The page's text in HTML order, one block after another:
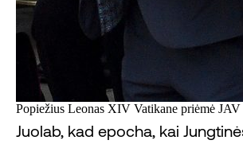
Popiežius Leonas XIV Vatikane priėmė
Juolab, kad epocha, kai